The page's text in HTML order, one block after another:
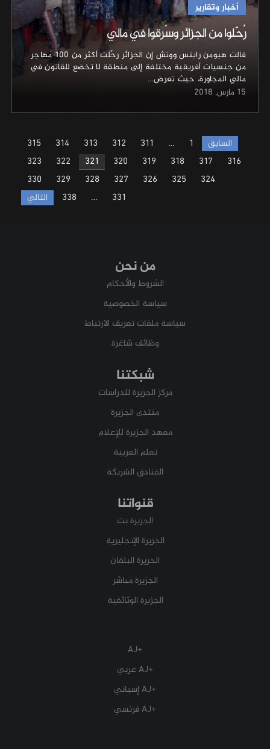
أخبار وتقارير
رُحّلوا من الجزائر وسُرقوا في مالي
قالت هيومن رايتس ووتش إن الجزائر رحّلت أكثر من 100 مهاجر
من جنسيات أفريقية مختلفة إلى منطقة لا تخضع للقانون في
مالي المجاورة، حيث تعرض…
15 مارس, 2018
Posts
pagination
السابق 1
…
311
312
313
314
315
316
317
318
319
320
321
322
323
324
325
326
327
328
329
330
331
…
338 التالي
من نحن
الشروط والأحكام
سياسة الخصوصية
سياسة ملفات تعريف الارتباط
وظائف شاغرة
شبكتنا
مركز الجزيرة للدراسات
منتدى الجزيرة
معهد الجزيرة للإعلام
تعلم العربية
الفنادق الشريكة
قنواتنا
الجزيرة نت
الجزيرة الإنجليزية
الجزيرة البلقان
الجزيرة مباشر
الجزيرة الوثائقية
+AJ
+AJ عربي
+AJ إسباني
+AJ فرنسي